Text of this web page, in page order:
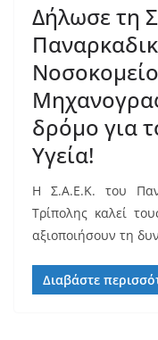
Δήλωσε τη
δρόμο για
Υγεία!
Η Σ.Α.Ε.Κ. του
Τρίπολης καλεί
αξιοποιήσουν τη
Διαβάστε